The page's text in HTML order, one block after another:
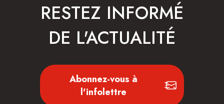
RESTEZ INFORMÉ
DE L'ACTUALITÉ
Abonnez-vous à
l'infolettre